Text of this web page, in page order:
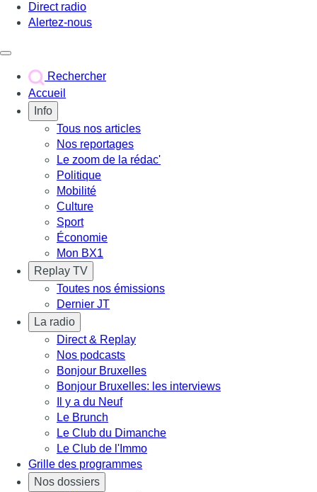
Direct radio
Alertez-nous
Rechercher
Accueil
Info
Tous nos articles
Nos reportages
Le zoom de la rédac'
Politique
Mobilité
Culture
Sport
Économie
Mon BX1
Replay TV
Toutes nos émissions
Dernier JT
La radio
Direct & Replay
Nos podcasts
Bonjour Bruxelles
Bonjour Bruxelles: les interviews
Il y a du Neuf
Le Brunch
Le Club du Dimanche
Le Club de l'Immo
Grille des programmes
Nos dossiers